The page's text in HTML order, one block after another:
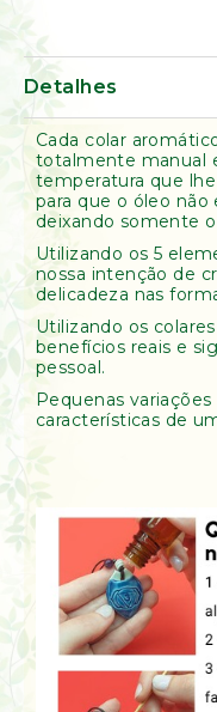
Detalhes
Cada colar
totalmente manual
temperatura que
para que o óleo
deixando somente
Utilizando os 5
nossa intenção de
delicadeza nas
Utilizando os
benefícios reais e
pessoal.
Pequenas
características de